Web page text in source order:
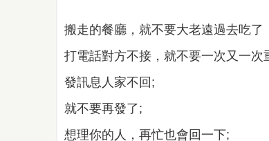
搬走的餐廳，就不要大老遠過去吃了
打電話對方不接，就不要一次又一
發訊息人家不回;
就不要再發了;
想理你的人，再忙也會回一下;